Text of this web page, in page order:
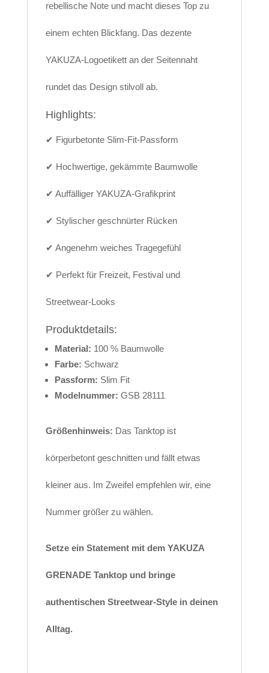
rebellische Note und macht dieses Top zu
einem echten Blickfang. Das dezente
YAKUZA-Logoetikett an der Seitennaht
rundet das Design stilvoll ab.
Highlights:
✔ Figurbetonte Slim-Fit-Passform
✔ Hochwertige, gekämmte Baumwolle
✔ Auffälliger YAKUZA-Grafikprint
✔ Stylischer geschnürter Rücken
✔ Angenehm weiches Tragegefühl
✔ Perfekt für Freizeit, Festival und
Streetwear-Looks
Produktdetails:
Material: 100 % Baumwolle
Farbe: Schwarz
Passform: Slim Fit
Modelnummer: GSB 28111
Größenhinweis: Das Tanktop ist
körperbetont geschnitten und fällt etwas
kleiner aus. Im Zweifel empfehlen wir, eine
Nummer größer zu wählen.
Setze ein Statement mit dem YAKUZA
GRENADE Tanktop und bringe
authentischen Streetwear-Style in deinen
Alltag.